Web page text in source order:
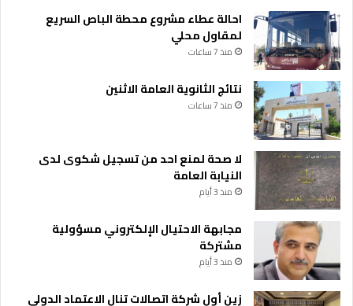
احالة عطاء مشروع محطة الباص السريع
لمقاول محلي
منذ 7 ساعات
نتائج الثانوية العامة الاثنين
منذ 7 ساعات
لا صحة لمنع احد من تسجيل شكوى لدى
النيابة العامة
منذ 3 أيام
مجابهة الاحتيال الإلكتروني مسؤولية
مشتركة
منذ 3 أيام
زين أول شركة اتصالات تنال الاعتماد الدولي